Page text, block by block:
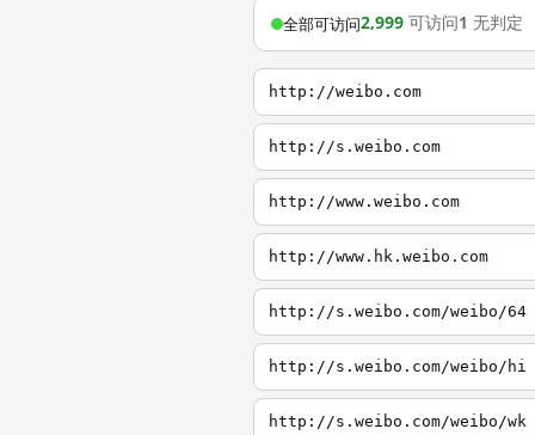
全部可访问2,999 可访问1 无判定
http://weibo.com
http://s.weibo.com
http://www.weibo.com
http://www.hk.weibo.com
http://s.weibo.com/weibo/64
http://s.weibo.com/weibo/hi
http://s.weibo.com/weibo/wk